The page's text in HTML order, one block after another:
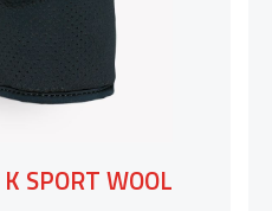
SPORT WOOL